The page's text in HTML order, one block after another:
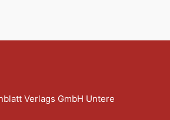
Verlags GmbH Untere